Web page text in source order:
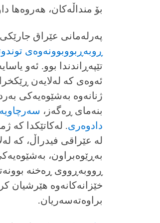
بۆ منداڵەكان، هەروەها
پەرلەمانى عێراق
ڕوبەڕبووبوونەوەى
تێپەڕاندندا بوو. ئەو
ئەوەى كە لەلایەن
ژنانەوە بەشێوەیەكى
بنەماى ڕەگەز،
دادوەرى. لەكاتێكدا كە
لە عێراقى فیدراڵ، كە
بەڕێوەبراون،
ڕووبەڕووى ڕەخنە
خێزانەكانەوە هێرشیان
براوەتەسەریان.